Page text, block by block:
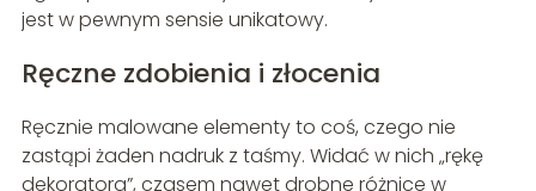
jest w pewnym sensie unikatowy.
Ręczne zdobienia i złocenia
Ręcznie malowane elementy to coś, czego nie
zastąpi żaden nadruk z taśmy. Widać w nich „rękę
dekoratora”, czasem nawet drobne różnice w